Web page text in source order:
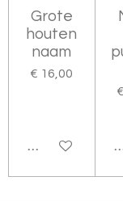
Grote
houten
naam
€ 16,00
BEKIJK DETAILS